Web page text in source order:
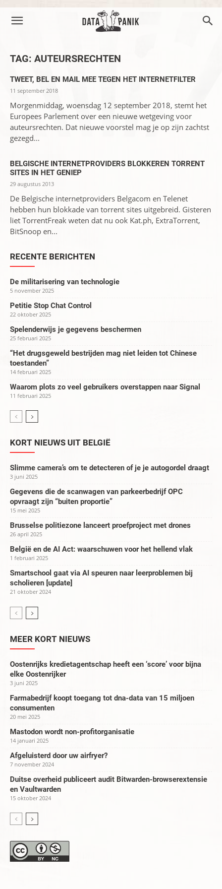
TAG: AUTEURSRECHTEN
TWEET, BEL EN MAIL MEE TEGEN HET INTERNETFILTER
11 september 2018
Morgenmiddag, woensdag 12 september 2018, stemt het
Europees Parlement over een nieuwe wetgeving voor
auteursrechten. Dat nieuwe voorstel mag je op zijn zachtst
gezegd...
BELGISCHE INTERNETPROVIDERS BLOKKEREN TORRENT
SITES IN HET GENIEP
29 augustus 2013
De Belgische internetproviders Belgacom en Telenet
hebben hun blokkade van torrent sites uitgebreid. Gisteren
liet TorrentFreak weten dat nu ook Kat.ph, ExtraTorrent,
BitSnoop en...
RECENTE BERICHTEN
De militarisering van technologie
5 november 2025
Petitie Stop Chat Control
22 oktober 2025
Spelenderwijs je gegevens beschermen
25 februari 2025
“Het drugsgeweld bestrijden mag niet leiden tot Chinese
toestanden”
14 februari 2025
Waarom plots zo veel gebruikers overstappen naar Signal
11 februari 2025
KORT NIEUWS UIT BELGIË
Slimme camera’s om te detecteren of je je autogordel draagt
3 juni 2025
Gegevens die de scanwagen van parkeerbedrijf OPC
opvraagt zijn “buiten proportie”
15 mei 2025
Brusselse politiezone lanceert proefproject met drones
26 april 2025
België en de AI Act: waarschuwen voor het hellend vlak
1 februari 2025
Smartschool gaat via AI speuren naar leerproblemen bij
scholieren [update]
21 oktober 2024
MEER KORT NIEUWS
Oostenrijks kredietagentschap heeft een ‘score’ voor bijna
elke Oostenrijker
3 juni 2025
Farmabedrijf koopt toegang tot dna-data van 15 miljoen
consumenten
20 mei 2025
Mastodon wordt non-profitorganisatie
14 januari 2025
Afgeluisterd door uw airfryer?
7 november 2024
Duitse overheid publiceert audit Bitwarden-browserextensie
en Vaultwarden
15 oktober 2024